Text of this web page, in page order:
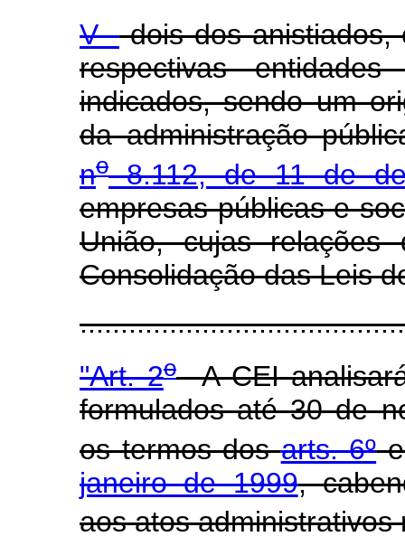
V -dois dos anistiados,
respectivas
indicados, sendo um
da administração
no8.112, de 11 de
empresas públicas e
União, cujas relações
Consolidação das Leis
"Art. 2oA CEI
formulados até 30 de
os termos dosarts. 6º
janeiro de 1999,
aos atos administrativos